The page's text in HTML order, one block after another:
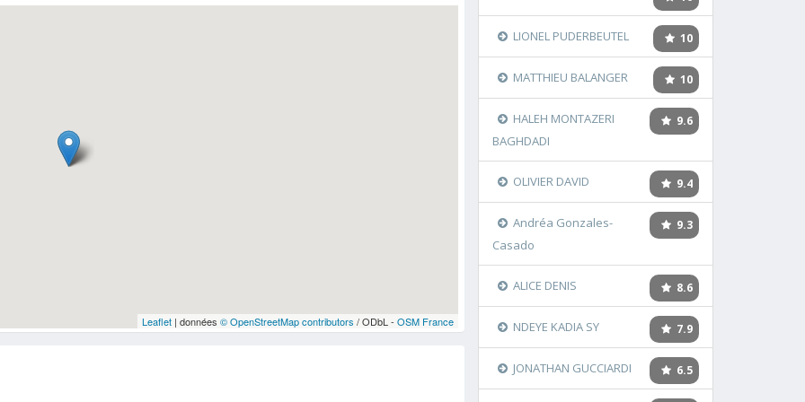
Leaflet| données © OpenStreetMap contributors / ODbL - OSM France
10
LIONEL PUDERBEUTEL
10
MATTHIEU BALANGER
9.6
HALEH MONTAZERI
BAGHDADI
9.4
OLIVIER DAVID
9.3
Andréa Gonzales-
Casado
8.6
ALICE DENIS
7.9
NDEYE KADIA SY
6.5
JONATHAN GUCCIARDI